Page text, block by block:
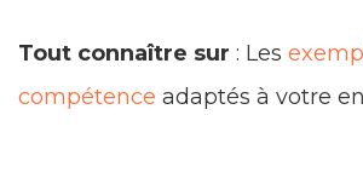
Tout connaître sur : Les
compétence adaptés à votre